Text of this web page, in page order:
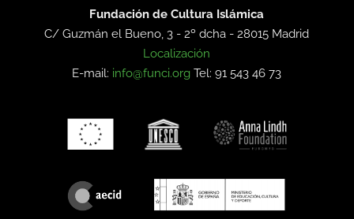
Fundación de Cultura Islámica
C/ Guzmán el Bueno, 3 - 2º dcha -28015 Madrid
Localización
E-mail: info@funci.org Tel: 91 543 46 73